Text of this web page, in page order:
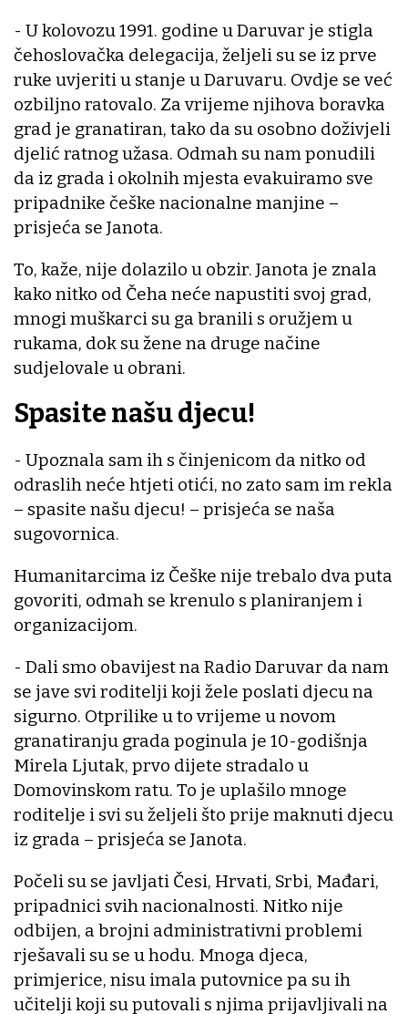
- U kolovozu 1991. godine u Daruvar je stigla
čehoslovačka delegacija, željeli su se iz prve
ruke uvjeriti u stanje u Daruvaru. Ovdje se već
ozbiljno ratovalo. Za vrijeme njihova boravka
grad je granatiran, tako da su osobno doživjeli
djelić ratnog užasa. Odmah su nam ponudili
da iz grada i okolnih mjesta evakuiramo sve
pripadnike češke nacionalne manjine –
prisjeća se Janota.
To, kaže, nije dolazilo u obzir. Janota je znala
kako nitko od Čeha neće napustiti svoj grad,
mnogi muškarci su ga branili s oružjem u
rukama, dok su žene na druge načine
sudjelovale u obrani.
Spasite našu djecu!
- Upoznala sam ih s činjenicom da nitko od
odraslih neće htjeti otići, no zato sam im rekla
– spasite našu djecu! – prisjeća se naša
sugovornica.
Humanitarcima iz Češke nije trebalo dva puta
govoriti, odmah se krenulo s planiranjem i
organizacijom.
- Dali smo obavijest na Radio Daruvar da nam
se jave svi roditelji koji žele poslati djecu na
sigurno. Otprilike u to vrijeme u novom
granatiranju grada poginula je 10-godišnja
Mirela Ljutak, prvo dijete stradalo u
Domovinskom ratu. To je uplašilo mnoge
roditelje i svi su željeli što prije maknuti djecu
iz grada – prisjeća se Janota.
Počeli su se javljati Česi, Hrvati, Srbi, Mađari,
pripadnici svih nacionalnosti. Nitko nije
odbijen, a brojni administrativni problemi
rješavali su se u hodu. Mnoga djeca,
primjerice, nisu imala putovnice pa su ih
učitelji koji su putovali s njima prijavljivali na